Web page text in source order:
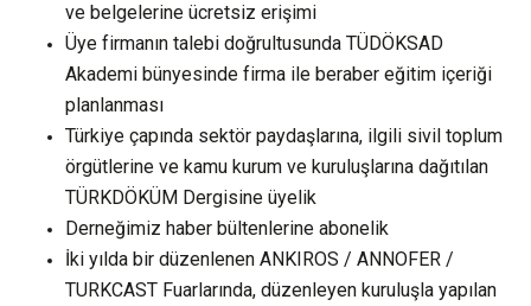
ve belgelerine ücretsiz erişimi
Üye firmanın talebi doğrultusunda TÜDÖKSAD
Akademi bünyesinde firma ile beraber eğitim içeriği
planlanması
Türkiye çapında sektör paydaşlarına, ilgili sivil toplum
örgütlerine ve kamu kurum ve kuruluşlarına dağıtılan
TÜRKDÖKÜM Dergisine üyelik
Derneğimiz haber bültenlerine abonelik
İki yılda bir düzenlenen ANKIROS / ANNOFER /
TURKCAST Fuarlarında, düzenleyen kuruluşla yapılan